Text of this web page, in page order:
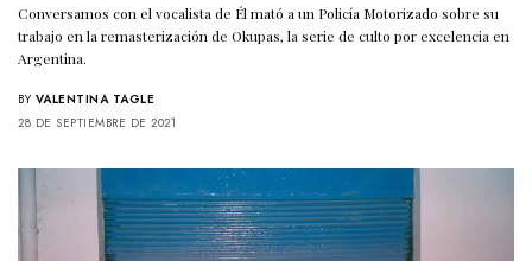
Conversamos con el vocalista de Él mató a un Policía Motorizado sobre su
trabajo en la remasterización de Okupas, la serie de culto por excelencia en
Argentina.
BY VALENTINA TAGLE
28 DE SEPTIEMBRE DE 2021